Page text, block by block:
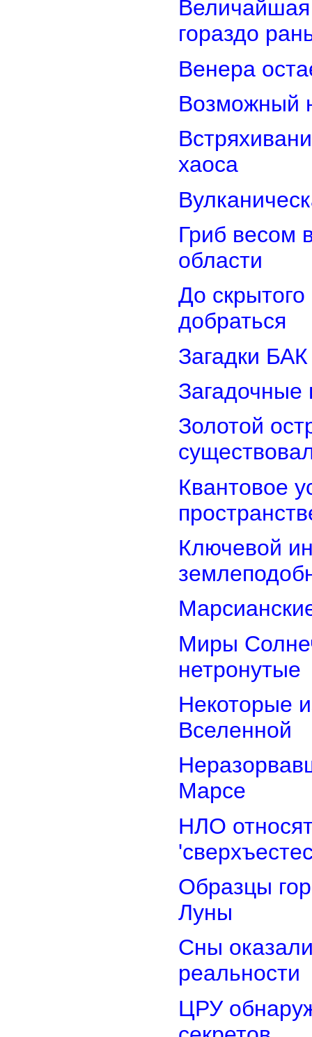
Величайшая
гораздо
Венера
Возможный
хаоса
Гриб весом
области
До
добраться
Загадки
Загадочные
Золотой
Квантовое
Ключевой
Миры
нетронутые
Некоторые
Вселенной
Марсе
НЛО
Образцы
Луны
Сны
реальности
ЦРУ